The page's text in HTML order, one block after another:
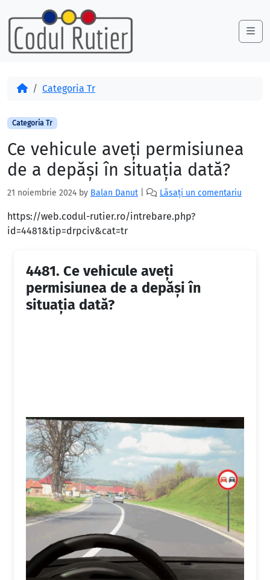
Skip to content
Skip to footer
AcasăCategoria Tr
Categoria Tr
Ce vehicule aveți permisiunea
de a depăși în situația dată?
21 noiembrie 2024 by Balan Danut Lăsați un comentariu
https://web.codul-rutier.ro/intrebare.php?
id=4481&tip=drpciv&cat=tr
4481. Ce vehicule aveți
permisiunea de a depăși în
situația dată?